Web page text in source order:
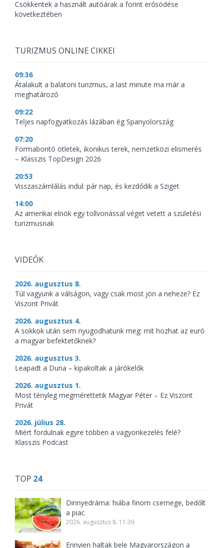
Csökkentek a használt autóárak a forint erősödése
következtében
TURIZMUS ONLINE CIKKEI
09:36
Átalakult a balatoni turizmus, a last minute ma már a
meghatározó
09:22
Teljes napfogyatkozás lázában ég Spanyolország
07:20
Formabontó ötletek, ikonikus terek, nemzetközi elismerés
– Klasszis TopDesign 2026
20:53
Visszaszámlálás indul: pár nap, és kezdődik a Sziget
14:00
Az amerikai elnök egy tollvonással véget vetett a születési
turizmusnak
VIDEÓK
2026. augusztus 8.
Túl vagyunk a válságon, vagy csak most jön a neheze? Ez
Viszont Privát
2026. augusztus 4.
A sokkok után sem nyugodhatunk meg: mit hozhat az euró
a magyar befektetőknek?
2026. augusztus 3.
Leapadt a Duna – kipakoltak a járókelők
2026. augusztus 1.
Most tényleg megmérettetik Magyar Péter – Ez Viszont
Privát
2026. július 28.
Miért fordulnak egyre többen a vagyonkezelés felé?
Klasszis Podcast
TOP 24
Dinnyedráma: hiába finom csemege, bedőlt
a piac
2026. augusztus 8. 11:39
Ennyien haltak bele Magyarországon a